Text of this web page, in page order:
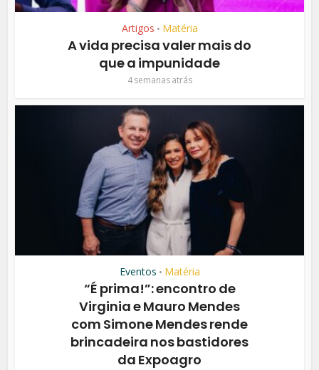
Artigos • Matéria
A vida precisa valer mais do
que a impunidade
4 semanas atrás
Eventos • Matéria
“É prima!”: encontro de
Virginia e Mauro Mendes
com Simone Mendes rende
brincadeira nos bastidores
da Expoagro